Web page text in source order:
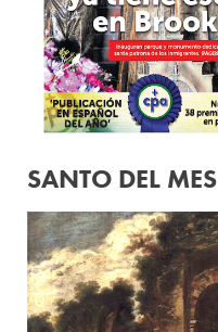
SANTO DEL MES